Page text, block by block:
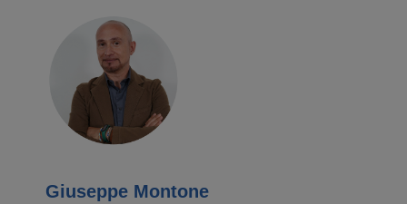
Giuseppe Montone